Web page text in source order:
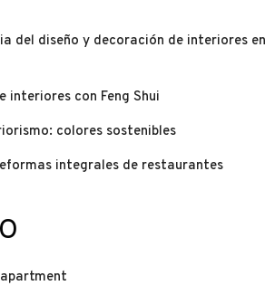
del diseño y decoración de interiores en
interiores con Feng Shui
colores sostenibles
integrales de restaurantes